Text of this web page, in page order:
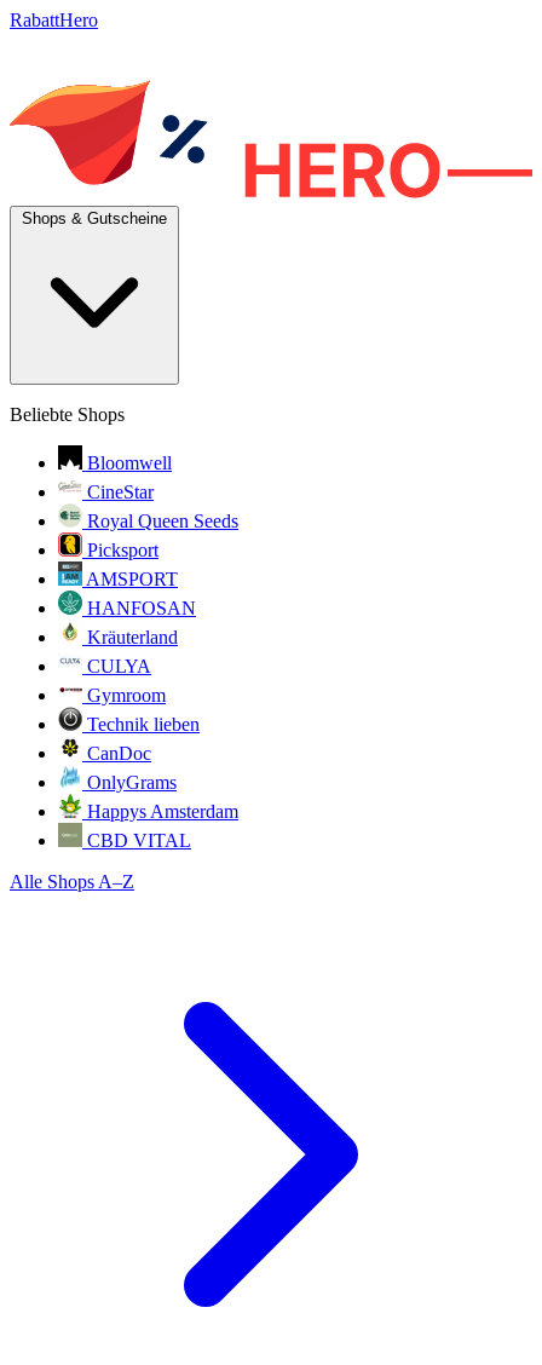
RabattHero
Beliebte Shops
Bloomwell
CineStar
Royal Queen Seeds
Picksport
AMSPORT
HANFOSAN
Kräuterland
CULYA
Gymroom
Technik lieben
CanDoc
OnlyGrams
Happys Amsterdam
CBD VITAL
Alle Shops A–Z